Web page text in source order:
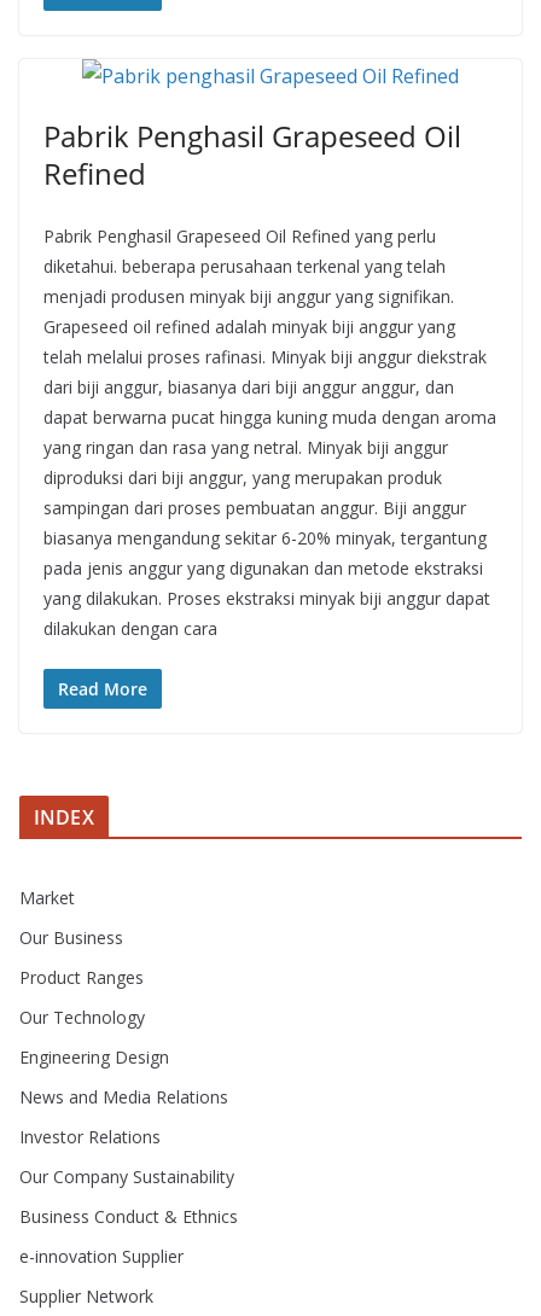
Pabrik Penghasil Grapeseed Oil
Refined
Pabrik Penghasil Grapeseed Oil Refined yang perlu
diketahui. beberapa perusahaan terkenal yang telah
menjadi produsen minyak biji anggur yang signifikan.
Grapeseed oil refined adalah minyak biji anggur yang
telah melalui proses rafinasi. Minyak biji anggur diekstrak
dari biji anggur, biasanya dari biji anggur anggur, dan
dapat berwarna pucat hingga kuning muda dengan aroma
yang ringan dan rasa yang netral. Minyak biji anggur
diproduksi dari biji anggur, yang merupakan produk
sampingan dari proses pembuatan anggur. Biji anggur
biasanya mengandung sekitar 6-20% minyak, tergantung
pada jenis anggur yang digunakan dan metode ekstraksi
yang dilakukan. Proses ekstraksi minyak biji anggur dapat
dilakukan dengan cara
Read More
INDEX
Market
Our Business
Product Ranges
Our Technology
Engineering Design
News and Media Relations
Investor Relations
Our Company Sustainability
Business Conduct & Ethnics
e-innovation Supplier
Supplier Network